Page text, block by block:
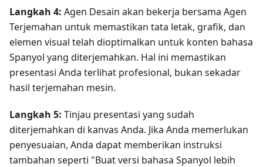
Langkah 4: Agen Desain akan bekerja bersama Agen
Terjemahan untuk memastikan tata letak, grafik, dan
elemen visual telah dioptimalkan untuk konten bahasa
Spanyol yang diterjemahkan. Hal ini memastikan
presentasi Anda terlihat profesional, bukan sekadar
hasil terjemahan mesin.
Langkah 5: Tinjau presentasi yang sudah
diterjemahkan di kanvas Anda. Jika Anda memerlukan
penyesuaian, Anda dapat memberikan instruksi
tambahan seperti "Buat versi bahasa Spanyol lebih